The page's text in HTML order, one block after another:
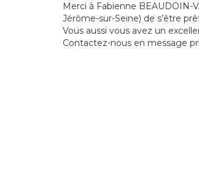
Merci à Fabienne BEAUDOIN-
Jérôme-sur-Seine) de s’être
Vous aussi vous avez un
Contactez-nous en message